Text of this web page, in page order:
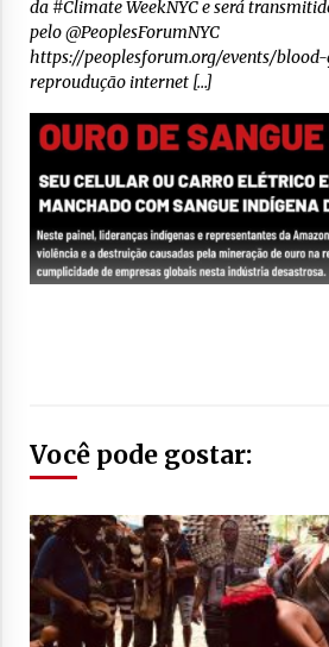
da #Climate WeekNYC e será
pelo @PeoplesForumNYC
https://peoplesforum.org/events/
reproudução internet […]
Você pode gostar: